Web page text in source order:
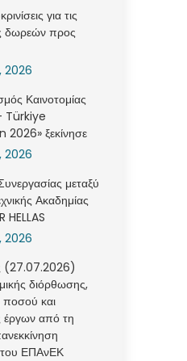
για τις
δωρεών προς
2026
Καινοτομίας
Türkiye
ξεκίνησε
2026
μεταξύ
Ακαδημίας
HELLAS
2026
(27.07.2026)
διόρθωσης,
και
έργων από τη
του ΕΠΑνΕΚ